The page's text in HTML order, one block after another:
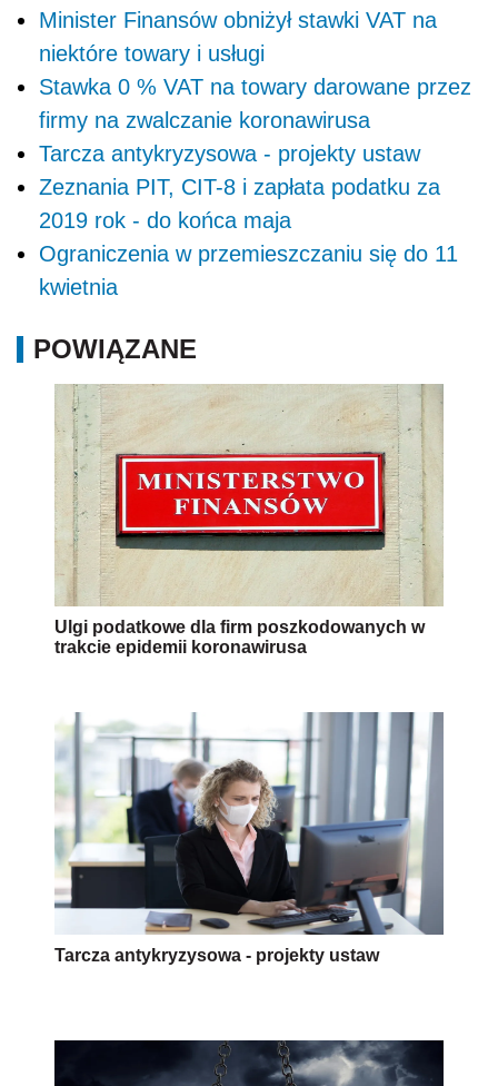
Minister Finansów obniżył stawki VAT na
niektóre towary i usługi
Stawka 0 % VAT na towary darowane przez
firmy na zwalczanie koronawirusa
Tarcza antykryzysowa - projekty ustaw
Zeznania PIT, CIT-8 i zapłata podatku za
2019 rok - do końca maja
Ograniczenia w przemieszczaniu się do 11
kwietnia
POWIĄZANE
Ulgi podatkowe dla firm poszkodowanych w
trakcie epidemii koronawirusa
Tarcza antykryzysowa - projekty ustaw